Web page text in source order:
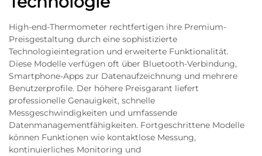
High-end-Thermometer rechtfertigen ihre Premium-
Preisgestaltung durch eine sophistizierte
Technologieintegration und erweiterte Funktionalität.
Diese Modelle verfügen oft über Bluetooth-Verbindung,
Smartphone-Apps zur Datenaufzeichnung und mehrere
Benutzerprofile. Der höhere Preisgarant liefert
professionelle Genauigkeit, schnelle
Messgeschwindigkeiten und umfassende
Datenmanagementfähigkeiten. Fortgeschrittene Modelle
können Funktionen wie kontaktlose Messung,
kontinuierliches Monitoring und